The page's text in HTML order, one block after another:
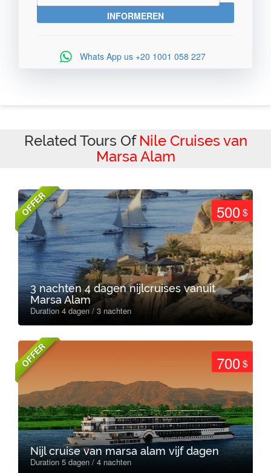
Whats App us +20 1001 058 227
Related Tours Of Nile Cruises van
Marsa Alam
OFFER 500$
3 nachten 4 dagen nijlcruises vanuit
Marsa Alam
Duration 4 dagen / 3 nachten
OFFER 700$
Nijl cruise van marsa alam vijf dagen
Duration 5 dagen / 4 nachten